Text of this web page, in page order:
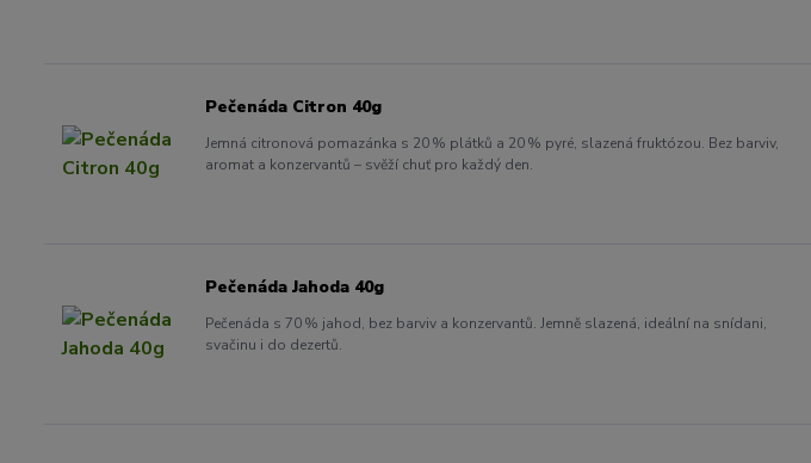
Pečenáda Citron 40g
Jemná citronová pomazánka s 20 % plátků a 20 % pyré, slazená fruktózou. Bez barviv,
aromat a konzervantů – svěží chuť pro každý den.
Pečenáda Jahoda 40g
Pečenáda s 70 % jahod, bez barviv a konzervantů. Jemně slazená, ideální na snídani,
svačinu i do dezertů.